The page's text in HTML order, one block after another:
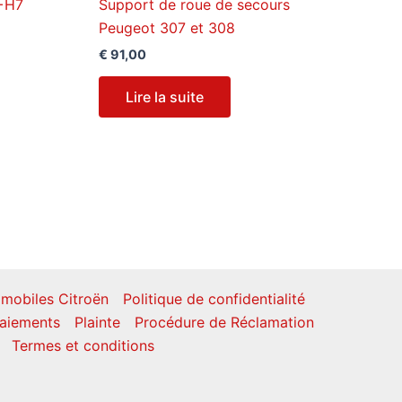
Support de roue de secours
Peugeot 307 et 308
€ 91,00
Lire la suite
Citroën
Politique de confidentialité
Plainte
Procédure de Réclamation
Termes et conditions